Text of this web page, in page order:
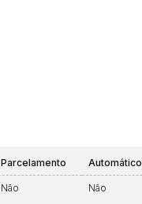
Parcelamento Automático
Não Não